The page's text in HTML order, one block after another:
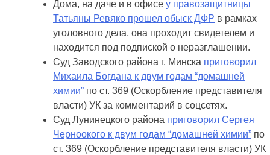
Дома, на даче и в офисе у правозащитницы
Татьяны Ревяко прошел обыск ДФР в рамках
уголовного дела, она проходит свидетелем и
находится под подпиской о неразглашении.
Суд Заводского района г. Минска приговорил
Михаила Богдана к двум годам “домашней
химии” по ст. 369 (Оскорбление представителя
власти) УК за комментарий в соцсетях.
Суд Лунинецкого района приговорил Сергея
Черноокого к двум годам “домашней химии” по
ст. 369 (Оскорбление представителя власти) УК